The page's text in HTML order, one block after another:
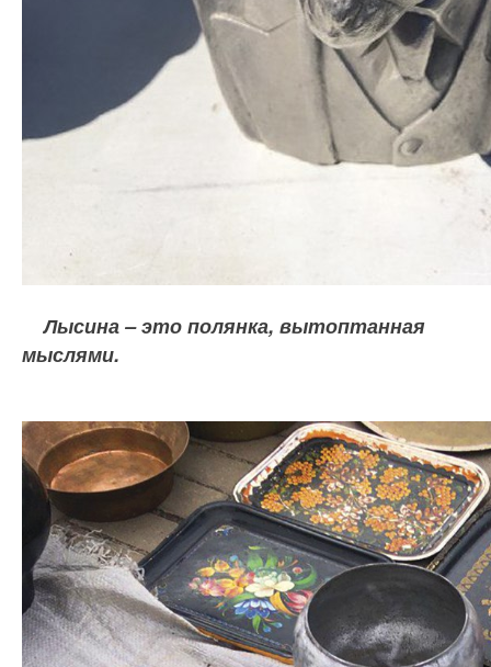
Лысина – это полянка, вытоптанная
мыслями.